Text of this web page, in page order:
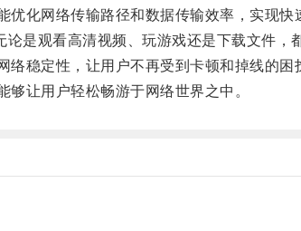
网络传输路径和数据传输效率，实现快
观看高清视频、玩游戏还是下载文件，
稳定性，让用户不再受到卡顿和掉线的困
让用户轻松畅游于网络世界之中。